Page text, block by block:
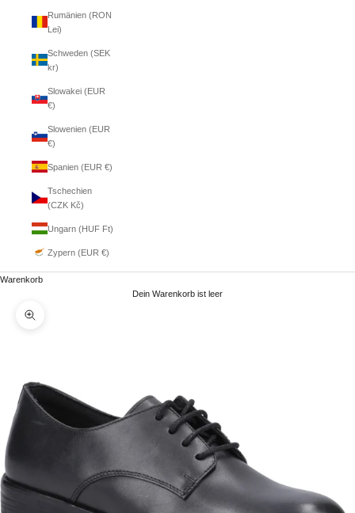
Rumänien (RON
Lei)
Schweden (SEK
kr)
Slowakei (EUR
€)
Slowenien (EUR
€)
Spanien (EUR €)
Tschechien
(CZK Kč)
Ungarn (HUF Ft)
Zypern (EUR €)
Warenkorb
Dein Warenkorb ist leer
Bild vergrößern